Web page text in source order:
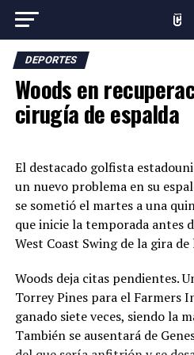
DEPORTES
Woods en
cirugía de espalda
El destacado golfista
un nuevo problema en su
se sometió el martes a una
que inicie la temporada antes
West Coast Swing de la gira de
Woods deja citas pendientes.
Torrey Pines para el Farmers
ganado siete veces, siendo la
También se ausentará de